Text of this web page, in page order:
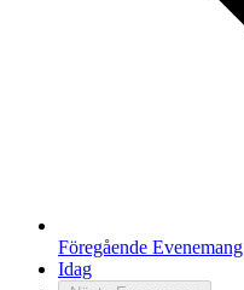
Föregående Evenemang
Idag